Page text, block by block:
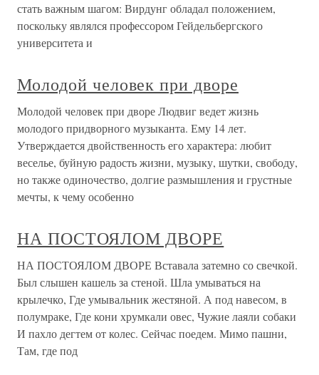
стать важным шагом: Вирдунг обладал положением,
поскольку являлся профессором Гейдельбергского
университета и
Молодой человек при дворе
Молодой человек при дворе Людвиг ведет жизнь
молодого придворного музыканта. Ему 14 лет.
Утверждается двойственность его характера: любит
веселье, буйную радость жизни, музыку, шутки, свободу,
но также одиночество, долгие размышления и грустные
мечты, к чему особенно
НА ПОСТОЯЛОМ ДВОРЕ
НА ПОСТОЯЛОМ ДВОРЕ Вставала затемно со свечкой.
Был слышен кашель за стеной. Шла умываться на
крылечко, Где умывальник жестяной. А под навесом, в
полумраке, Где кони хрумкали овес, Чужие лаяли собаки
И пахло дегтем от колес. Сейчас поедем. Мимо пашни,
Там, где под